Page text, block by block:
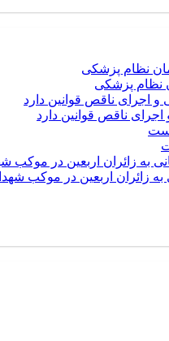
نظام پزشکی
ناقص قوانین دارد
به زائران اربعین در موکب